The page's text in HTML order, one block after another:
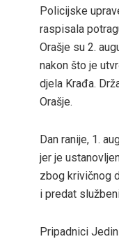
Policijske
raspisala
Orašje su 2.
nakon što je
djela Krađa.
Orašje.
Dan ranije, 1.
jer je
zbog krivičnog
i predat
Pripadnici